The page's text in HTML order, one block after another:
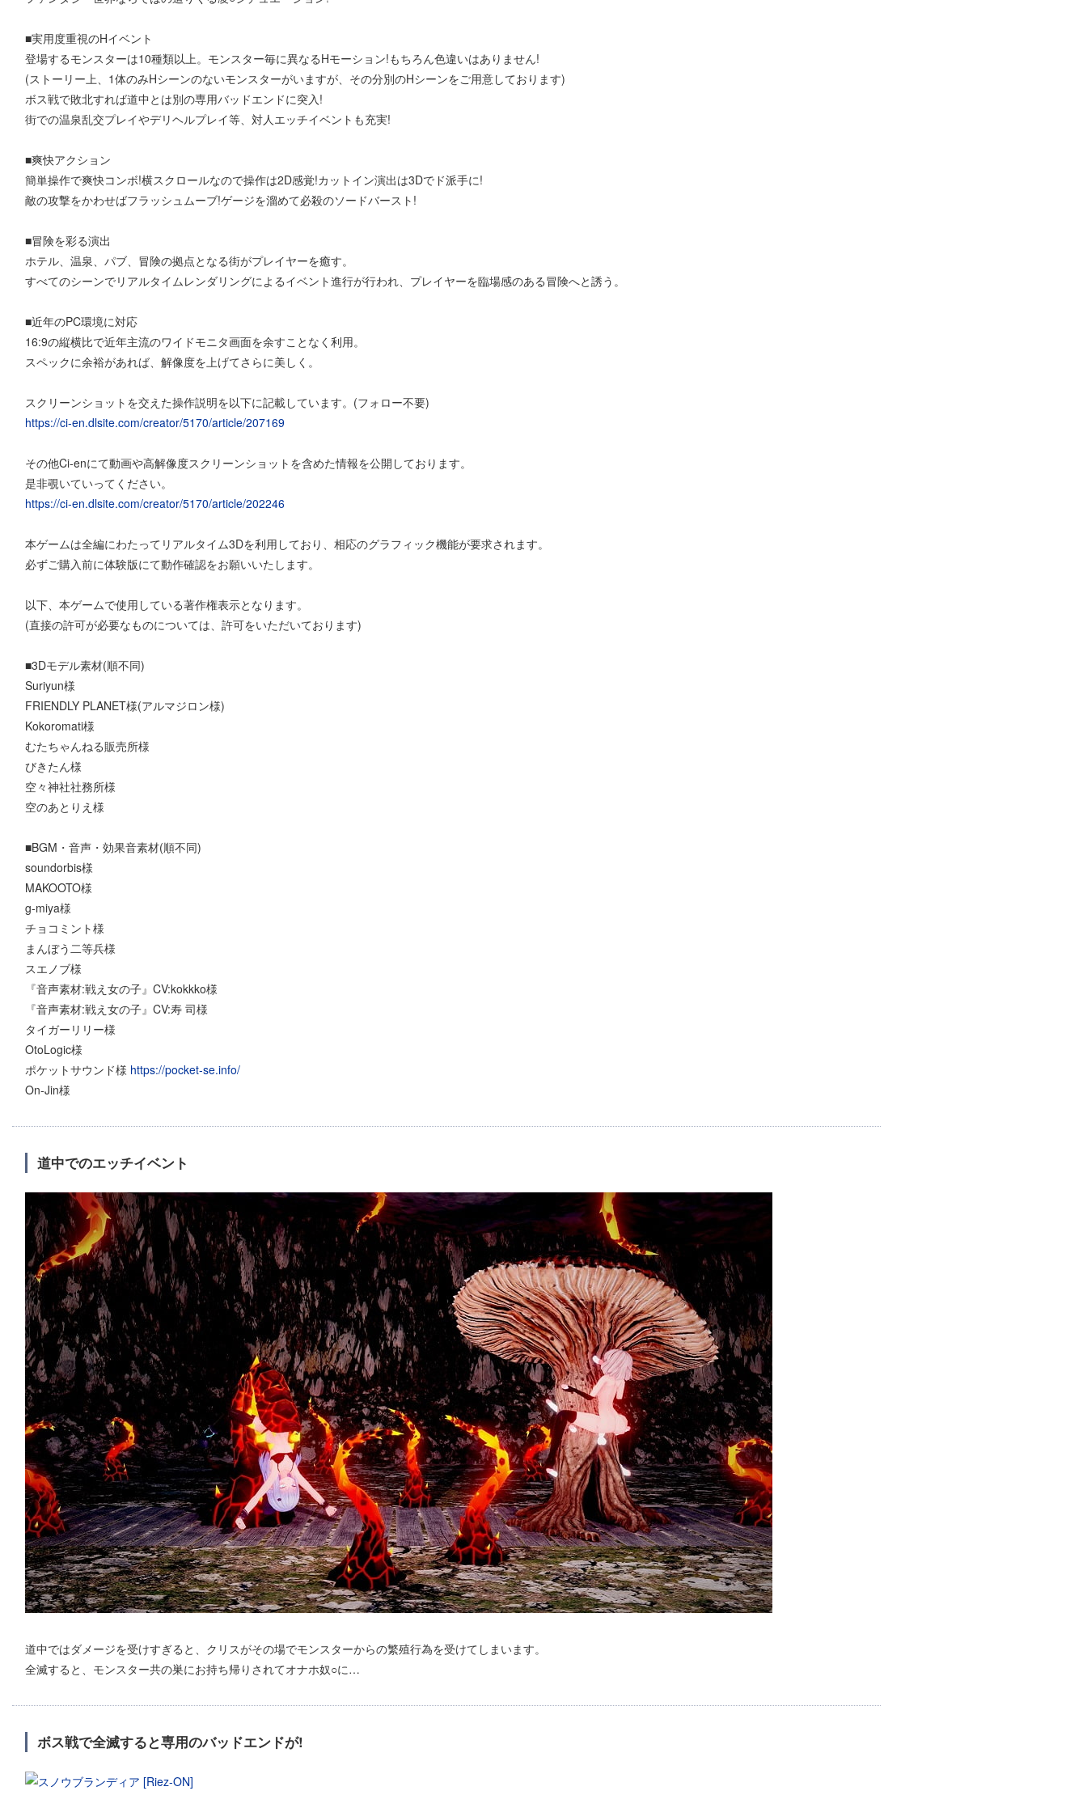
■実用度重視のHイベント
登場するモンスターは10種類以上。モンスター毎に異なるHモーション!もちろん色違いはありません!
(ストーリー上、1体のみHシーンのないモンスターがいますが、その分別のHシーンをご用意しております)
ボス戦で敗北すれば道中とは別の専用バッドエンドに突入!
街での温泉乱交プレイやデリヘルプレイ等、対人エッチイベントも充実!
■爽快アクション
簡単操作で爽快コンボ!横スクロールなので操作は2D感覚!カットイン演出は3Dでド派手に!
敵の攻撃をかわせばフラッシュムーブ!ゲージを溜めて必殺のソードバースト!
■冒険を彩る演出
ホテル、温泉、パブ、冒険の拠点となる街がプレイヤーを癒す。
すべてのシーンでリアルタイムレンダリングによるイベント進行が行われ、プレイヤーを臨場感のある冒険へと誘う。
■近年のPC環境に対応
16:9の縦横比で近年主流のワイドモニタ画面を余すことなく利用。
スペックに余裕があれば、解像度を上げてさらに美しく。
スクリーンショットを交えた操作説明を以下に記載しています。(フォロー不要)
https://ci-en.dlsite.com/creator/5170/article/207169
その他Ci-enにて動画や高解像度スクリーンショットを含めた情報を公開しております。
是非覗いていってください。
https://ci-en.dlsite.com/creator/5170/article/202246
本ゲームは全編にわたってリアルタイム3Dを利用しており、相応のグラフィック機能が要求されます。
必ずご購入前に体験版にて動作確認をお願いいたします。
以下、本ゲームで使用している著作権表示となります。
(直接の許可が必要なものについては、許可をいただいております)
■3Dモデル素材(順不同)
Suriyun様
FRIENDLY PLANET様(アルマジロン様)
Kokoromati様
むたちゃんねる販売所様
びきたん様
空々神社社務所様
空のあとりえ様
■BGM・音声・効果音素材(順不同)
soundorbis様
MAKOOTO様
g-miya様
チョコミント様
まんぼう二等兵様
スエノブ様
『音声素材:戦え女の子』CV:kokkko様
『音声素材:戦え女の子』CV:寿 司様
タイガーリリー様
OtoLogic様
ポケットサウンド様 https://pocket-se.info/
On-Jin様
道中でのエッチイベント
道中ではダメージを受けすぎると、クリスがその場でモンスターからの繁殖行為を受けてしまいます。
全滅すると、モンスター共の巣にお持ち帰りされてオナホ奴○に…
ボス戦で全滅すると専用のバッドエンドが!